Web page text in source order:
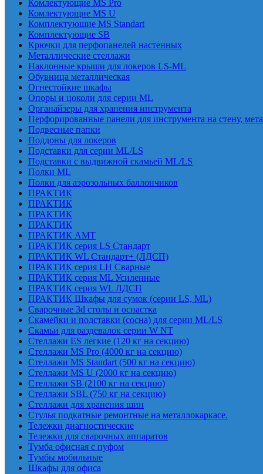
Комлектующие MS Pro
Комлектующие MS U
Комплектующие MS Standart
Комплектующие SB
Крючки для перфопанелей настенных
Металлические стеллажи
Наклонные крыши для локеров LS-ML
Обувница металлическая
Огнестойкие шкафы
Опоры и цоколи для серии ML
Органайзеры для хранения инструмента
Перфорированные панели для инструмента на стену,
Подвесные папки
Поддоны для локеров
Подставки для серии ML/LS
Подставки с выдвижной скамьей ML/LS
Полки ML
Полки для аэрозольных баллончиков
ПРАКТИК
ПРАКТИК
ПРАКТИК
ПРАКТИК
ПРАКТИК AMT
ПРАКТИК cерия LS Стандарт
ПРАКТИК WL Стандарт+ (ЛДСП)
ПРАКТИК серия LH Сварные
ПРАКТИК серия ML Усиленные
ПРАКТИК серия WL ЛДСП
ПРАКТИК Шкафы для сумок (серии LS, ML)
Сварочные 3d столы и оснастка
Скамейки и подставки (сосна) для серии ML/LS
Скамьи для раздевалок серии W NT
Стеллажи ES легкие (120 кг на секцию)
Стеллажи MS Pro (4000 кг на секцию)
Стеллажи MS Standart (500 кг на секцию)
Стеллажи MS U (2000 кг на секцию)
Стеллажи SB (2100 кг на секцию)
Стеллажи SBL (750 кг на секцию)
Стеллажи для хранения шин
Стулья подкатные ремонтные на металлокаркасе.
Тележки диагностические
Тележки для сварочных аппаратов
Тумба офисная с пуфом
Тумбы мобильные
Шкафы для офиса